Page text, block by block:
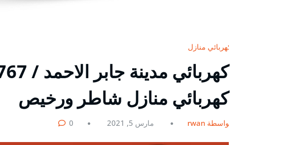
كهربائي منازل
كهربائي منازل شاطر ورخيص
بواسطة rwan مارس 5, 2021 0